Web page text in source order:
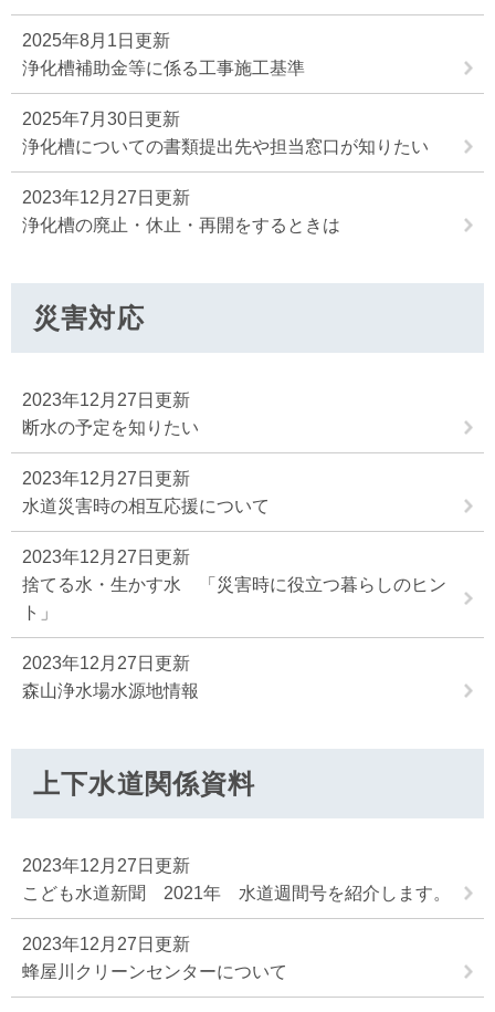
2025年8月1日更新
浄化槽補助金等に係る工事施工基準
2025年7月30日更新
浄化槽についての書類提出先や担当窓口が知りたい
2023年12月27日更新
浄化槽の廃止・休止・再開をするときは
災害対応
2023年12月27日更新
断水の予定を知りたい
2023年12月27日更新
水道災害時の相互応援について
2023年12月27日更新
捨てる水・生かす水 「災害時に役立つ暮らしのヒン
ト」
2023年12月27日更新
森山浄水場水源地情報
上下水道関係資料
2023年12月27日更新
こども水道新聞 2021年 水道週間号を紹介します。
2023年12月27日更新
蜂屋川クリーンセンターについて